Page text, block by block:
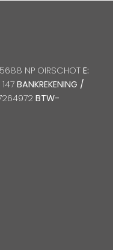
NP OIRSCHOT E:
BANKREKENING /
BTW-